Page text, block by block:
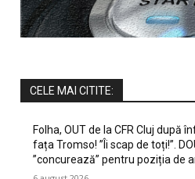
CELE MAI CITITE:
Folha, OUT de la CFR Cluj după
fața Tromso! ”Îi scap de toți!”.
”concurează” pentru poziția de